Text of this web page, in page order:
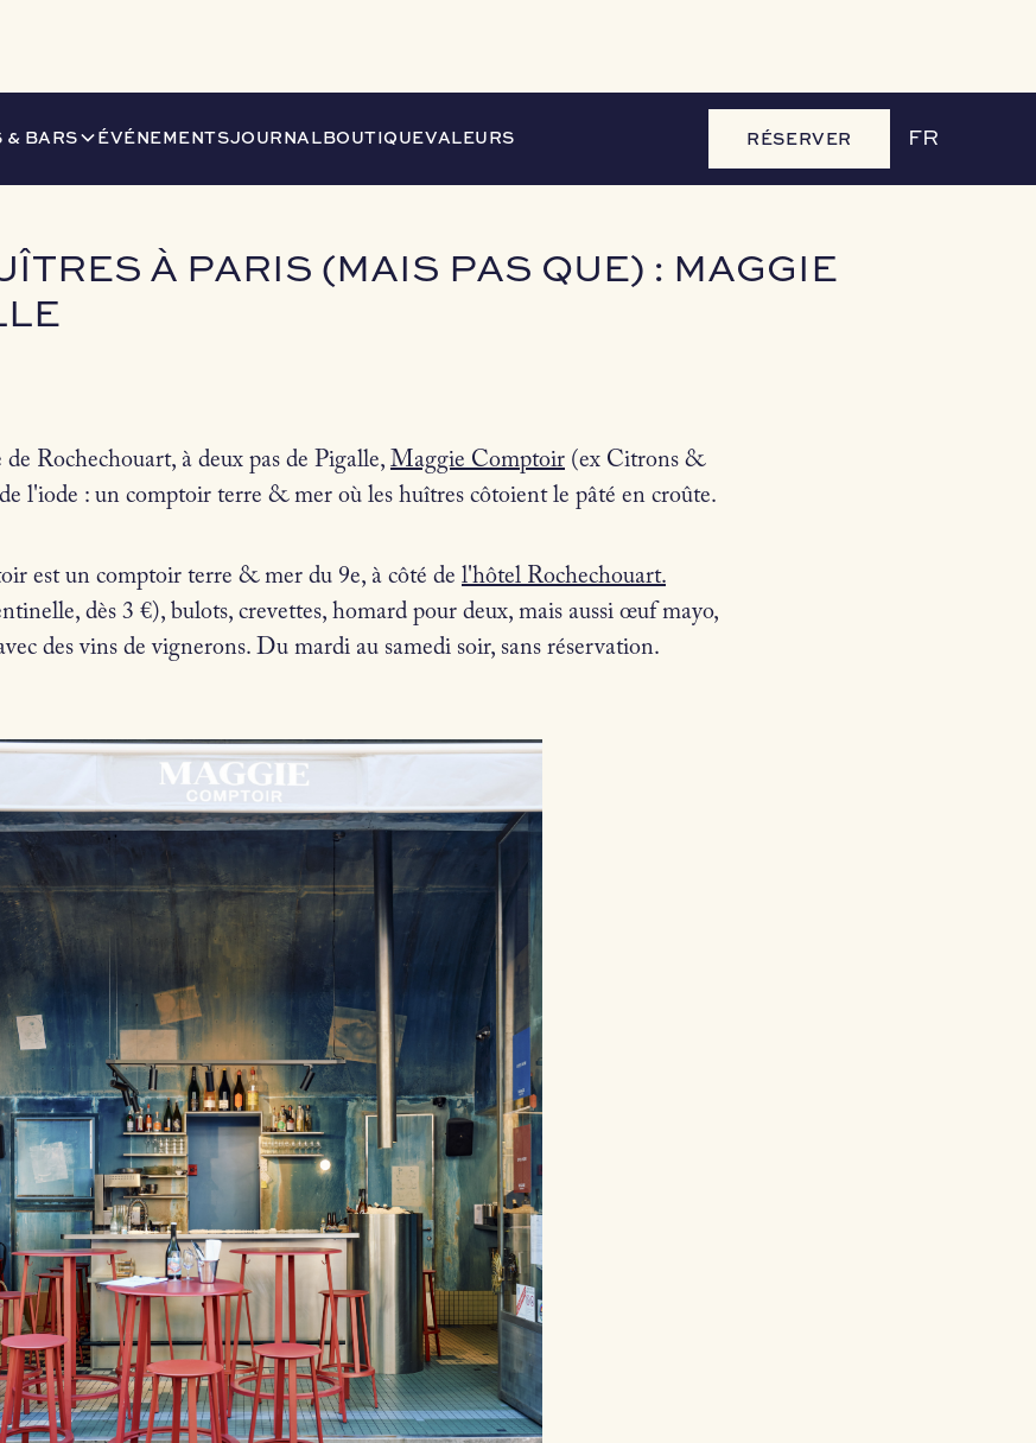
& BARS ÉVÉNEMENTSJOURNALBOUTIQUEVALEURS RÉSERVER FR
À PARIS (MAIS PAS QUE) : MAGGIE
Rochechouart, à deux pas de Pigalle, Maggie Comptoir (ex Citrons &
l'iode : un comptoir terre & mer où les huîtres côtoient le pâté en croûte.
est un comptoir terre & mer du 9e, à côté de l'hôtel Rochechouart.
dès 3 €), bulots, crevettes, homard pour deux, mais aussi œuf mayo,
des vins de vignerons. Du mardi au samedi soir, sans réservation.